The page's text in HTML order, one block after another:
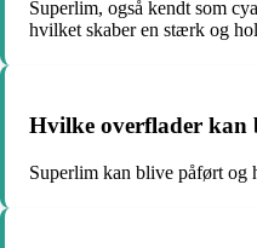
Superlim, også kendt som
hvilket skaber en stærk og
Hvilke overflader kan
Superlim kan blive påført og